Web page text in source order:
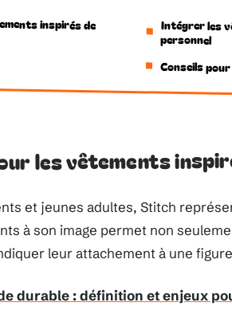
inspirés de Intégrer les
personnel
Conseils
les vêtements
et jeunes adultes, Stitch
à son image permet non
leur attachement à une
durable : définition et enjeux